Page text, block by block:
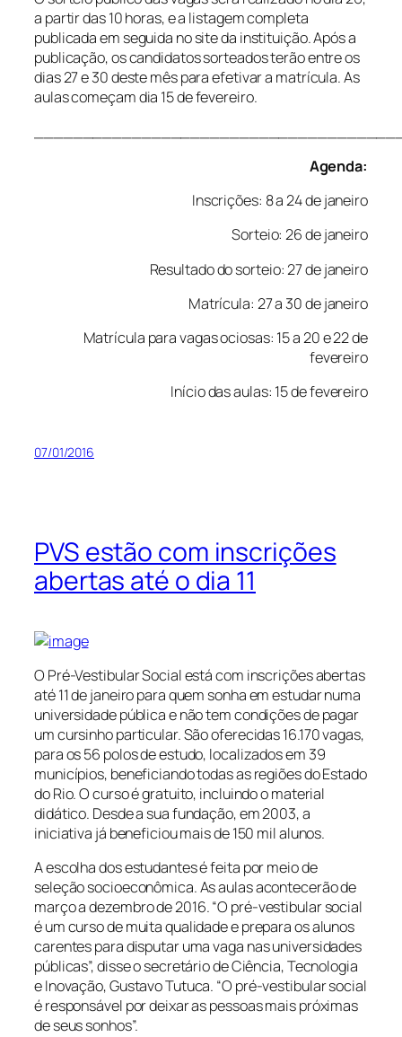
a partir das 10 horas, e a listagem completa
publicada em seguida no site da instituição. Após a
publicação, os candidatos sorteados terão entre os
dias 27 e 30 deste mês para efetivar a matrícula. As
aulas começam dia 15 de fevereiro.
Agenda:
Inscrições: 8 a 24 de janeiro
Sorteio: 26 de janeiro
Resultado do sorteio: 27 de janeiro
Matrícula: 27 a 30 de janeiro
Matrícula para vagas ociosas: 15 a 20 e 22 de
fevereiro
Início das aulas: 15 de fevereiro
07/01/2016
PVS estão com inscrições
abertas até o dia 11
O Pré-Vestibular Social está com inscrições abertas
até 11 de janeiro para quem sonha em estudar numa
universidade pública e não tem condições de pagar
um cursinho particular. São oferecidas 16.170 vagas,
para os 56 polos de estudo, localizados em 39
municípios, beneficiando todas as regiões do Estado
do Rio. O curso é gratuito, incluindo o material
didático. Desde a sua fundação, em 2003, a
iniciativa já beneficiou mais de 150 mil alunos.
A escolha dos estudantes é feita por meio de
seleção socioeconômica. As aulas acontecerão de
março a dezembro de 2016. “O pré-vestibular social
é um curso de muita qualidade e prepara os alunos
carentes para disputar uma vaga nas universidades
públicas”, disse o secretário de Ciência, Tecnologia
e Inovação, Gustavo Tutuca. “O pré-vestibular social
é responsável por deixar as pessoas mais próximas
de seus sonhos”.